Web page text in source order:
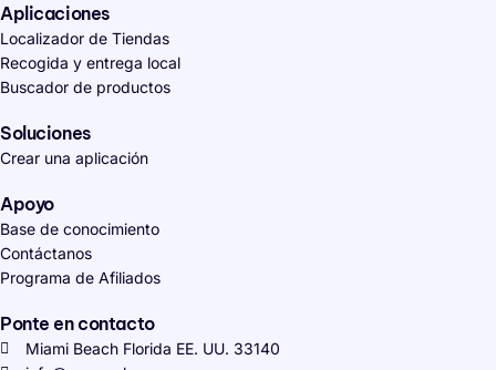
Aplicaciones
Localizador de Tiendas
Recogida y entrega local
Buscador de productos
Soluciones
Crear una aplicación
Apoyo
Base de conocimiento
Contáctanos
Programa de Afiliados
Ponte en contacto
Miami Beach Florida EE. UU. 33140